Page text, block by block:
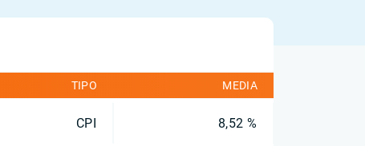
TIPO MEDIA
CPI 8,52 %